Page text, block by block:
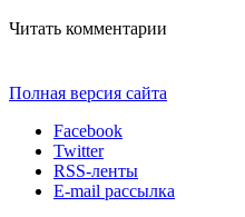
Читать комментарии
Полная версия сайта
Facebook
Twitter
RSS-ленты
E-mail рассылка